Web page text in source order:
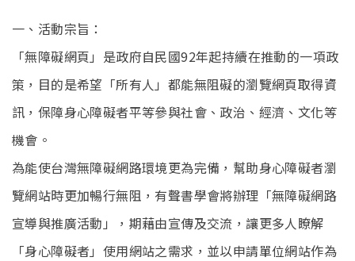
一、活動宗旨：
「無障礙網頁」是政府自民國92年起持續在推動的一項政
策，目的是希望「所有人」都能無阻礙的瀏覽網頁取得資
訊，保障身心障礙者平等參與社會、政治、經濟、文化等
機會。
為能使台灣無障礙網路環境更為完備，幫助身心障礙者瀏
覽網站時更加暢行無阻，有聲書學會將辦理「無障礙網路
宣導與推廣活動」，期藉由宣傳及交流，讓更多人瞭解
「身心障礙者」使用網站之需求，並以申請單位網站作為